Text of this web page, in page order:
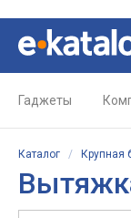
Гаджеты
Каталог / Крупная